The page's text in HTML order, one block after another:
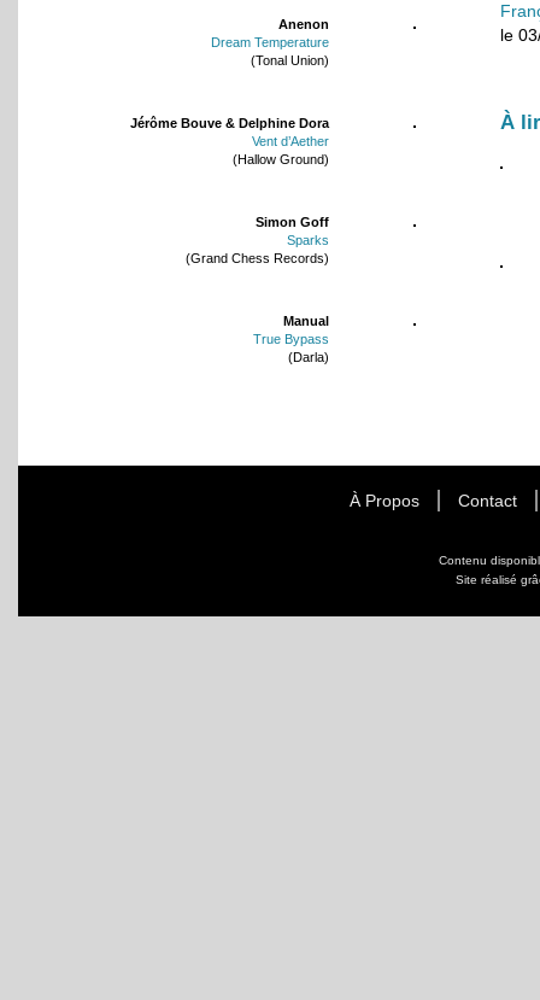
Anenon
Dream Temperature
(Tonal Union)
Jérôme Bouve & Delphine Dora
Vent d’Aether
(Hallow Ground)
Simon Goff
Sparks
(Grand Chess Records)
Manual
True Bypass
(Darla)
le
À
À Propos Contact
Contenu
Site réalisé